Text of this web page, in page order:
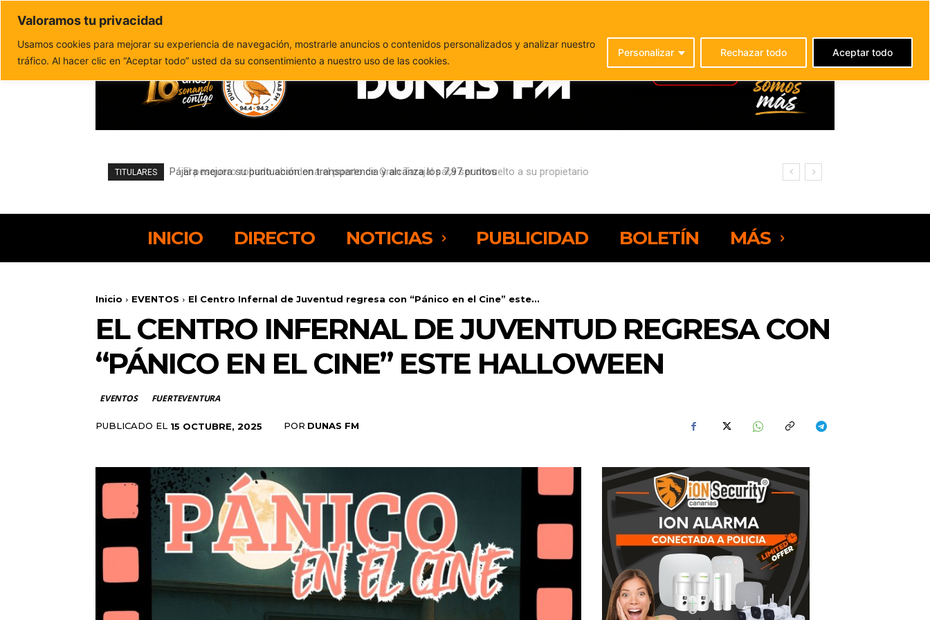
Valoramos tu privacidad
Usamos cookies para mejorar su experiencia de navegación, mostrarle anuncios o contenidos personalizados y analizar nuestro
tráfico. Al hacer clic en “Aceptar todo” usted da su consentimiento a nuestro uso de las cookies.
Personalizar Rechazar todo Aceptar todo
Política de privacidad
TITULARES El pesquero robado abandona el puerto de Gran Tarajal para ser devuelto a su propietario
INICIO DIRECTO NOTICIAS PUBLICIDAD BOLETÍN MÁS
Inicio EVENTOS El Centro Infernal de Juventud regresa con “Pánico en el Cine” este...
EL CENTRO INFERNAL DE JUVENTUD REGRESA CON
“PÁNICO EN EL CINE” ESTE HALLOWEEN
EVENTOS FUERTEVENTURA
PUBLICADO EL 15 OCTUBRE, 2025 POR DUNAS FM